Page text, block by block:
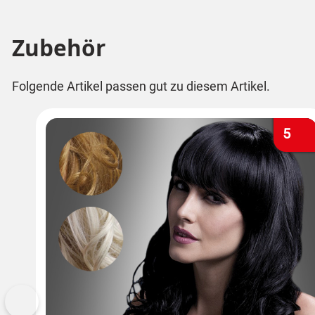
Zubehör
Folgende Artikel passen gut zu diesem Artikel.
5
Vorherige